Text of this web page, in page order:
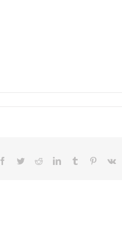
Facebook
TwitterRedditLinkedInTumblr Pinterest
Vk